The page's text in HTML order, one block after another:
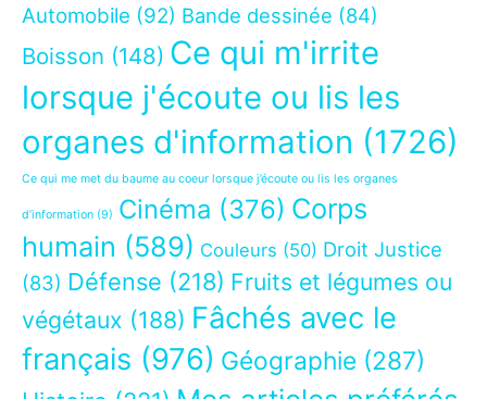
Automobile (92) Bande dessinée (84)
Boisson (148) Ce qui m'irrite
lorsque j'écoute ou lis les
organes d'information (1726)
Ce qui me met du baume au coeur lorsque j’écoute ou lis les organes
d’information (9) Cinéma (376) Corps
humain (589) Couleurs (50) Droit Justice
(83) Défense (218) Fruits et légumes ou
végétaux (188) Fâchés avec le
français (976) Géographie (287)